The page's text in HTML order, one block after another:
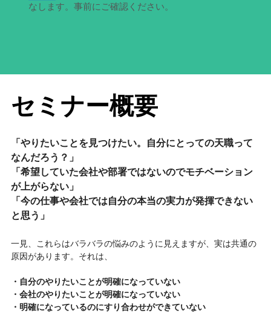
なします。事前にご確認ください。
セミナー概要
「やりたいことを見つけたい。自分にとっての天職って
なんだろう？」
「希望していた会社や部署ではないのでモチベーション
が上がらない」
「今の仕事や会社では自分の本当の実力が発揮できない
と思う」
一見、これらはバラバラの悩みのように見えますが、実は共通の
原因があります。それは、
・自分のやりたいことが明確になっていない
・会社のやりたいことが明確になっていない
・明確になっているのにすり合わせができていない